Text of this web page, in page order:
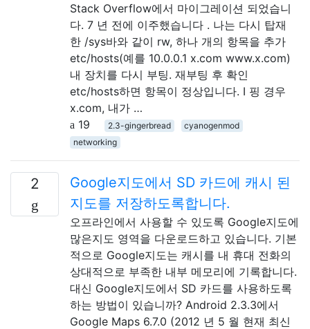
Stack Overflow에서 마이그레이션 되었습니
다. 7 년 전에 이주했습니다 . 나는 다시 탑재
한 /sys바와 같이 rw, 하나 개의 항목을 추가
etc/hosts(예를 10.0.0.1 x.com www.x.com)
내 장치를 다시 부팅. 재부팅 후 확인
etc/hosts하면 항목이 정상입니다. I 핑 경우
x.com, 내가 …
19
2.3-gingerbread
cyanogenmod
networking
2
Google지도에서 SD 카드에 캐시 된
지도를 저장하도록합니다.
오프라인에서 사용할 수 있도록 Google지도에
많은지도 영역을 다운로드하고 있습니다. 기본
적으로 Google지도는 캐시를 내 휴대 전화의
상대적으로 부족한 내부 메모리에 기록합니다.
대신 Google지도에서 SD 카드를 사용하도록
하는 방법이 있습니까? Android 2.3.3에서
Google Maps 6.7.0 (2012 년 5 월 현재 최신